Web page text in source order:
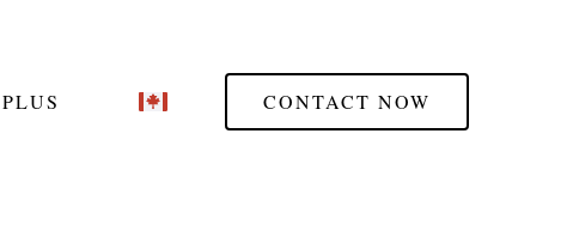
PLUS CONTACT NOW